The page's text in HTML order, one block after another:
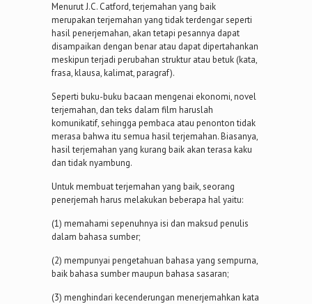
Menurut J.C. Catford, terjemahan yang baik
merupakan terjemahan yang tidak terdengar seperti
hasil penerjemahan, akan tetapi pesannya dapat
disampaikan dengan benar atau dapat dipertahankan
meskipun terjadi perubahan struktur atau betuk (kata,
frasa, klausa, kalimat, paragraf).
Seperti buku-buku bacaan mengenai ekonomi, novel
terjemahan, dan teks dalam film haruslah
komunikatif, sehingga pembaca atau penonton tidak
merasa bahwa itu semua hasil terjemahan. Biasanya,
hasil terjemahan yang kurang baik akan terasa kaku
dan tidak nyambung.
Untuk membuat terjemahan yang baik, seorang
penerjemah harus melakukan beberapa hal yaitu:
(1) memahami sepenuhnya isi dan maksud penulis
dalam bahasa sumber;
(2) mempunyai pengetahuan bahasa yang sempurna,
baik bahasa sumber maupun bahasa sasaran;
(3) menghindari kecenderungan menerjemahkan kata